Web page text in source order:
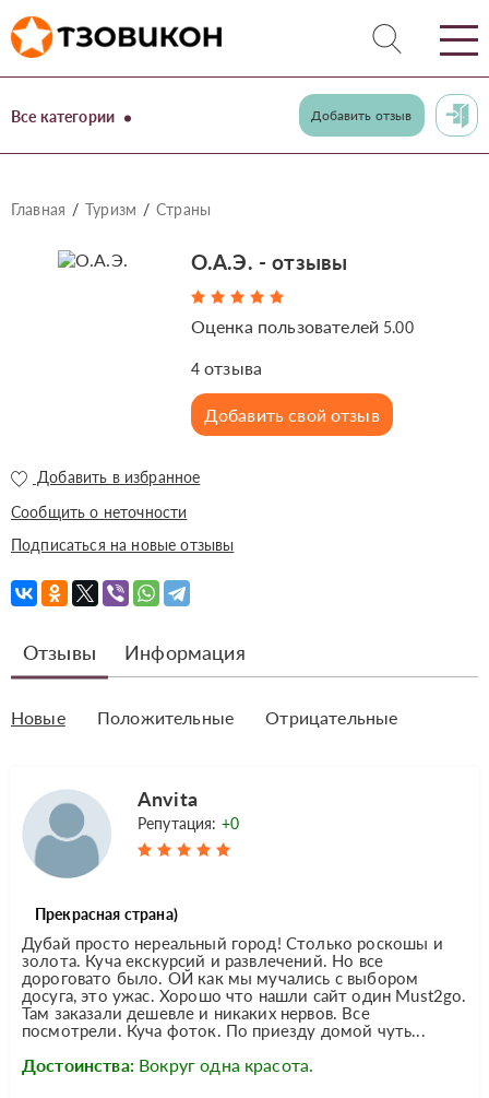
Все категории Добавить отзыв
Главная Туризм Страны
О.А.Э. - отзывы
Оценка пользователей 5.00
4отзыва
Добавить свой отзыв
Добавить в избранное
Сообщить о неточности
Подписаться на новые отзывы
Отзывы Информация
Новые Положительные Отрицательные
Anvita
Репутация: +0
Прекрасная страна)
Дубай просто нереальный город! Столько роскошы и
золота. Куча екскурсий и развлечений. Но все
дороговато было. ОЙ как мы мучались с выбором
досуга, это ужас. Хорошо что нашли сайт один Must2go.
Там заказали дешевле и никаких нервов. Все
посмотрели. Куча фоток. По приезду домой чуть...
Достоинства: Вокруг одна красота.